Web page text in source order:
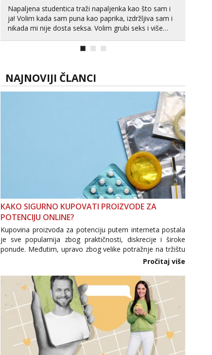
Zara
Čekam tvoj poziv!
- Kod: #123
tel:0,93€ - mob:1,12€ min
Čekam tvoj poziv!
Tel:
Napaljena studentica traži napaljenka kao što sam i
ja! Volim kada sam puna kao paprika, izdržljiva sam i
nikada mi nije dosta seksa. Volim grubi seks i više
NAJNOVIJI ČLANCI
KAKO SIGURNO KUPOVATI PROIZVODE ZA
POTENCIJU ONLINE?
Kupovina proizvoda za potenciju putem interneta postala
je sve popularnija zbog praktičnosti, diskrecije i široke
ponude. Međutim, upravo zbog velike potražnje na tržištu
se pojavljuju i brojni krivotvoreni proizvodi, nepouzdane
internetske trgovine te proizvodi nepoznatog podrijetla. ...
Pročitaj više